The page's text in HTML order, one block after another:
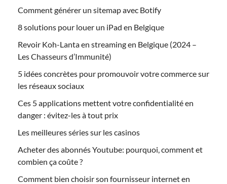
Comment générer un sitemap avec Botify
8 solutions pour louer un iPad en Belgique
Revoir Koh-Lanta en streaming en Belgique (2024 –
Les Chasseurs d’Immunité)
5 idées concrètes pour promouvoir votre commerce sur
les réseaux sociaux
Ces 5 applications mettent votre confidentialité en
danger : évitez-les à tout prix
Les meilleures séries sur les casinos
Acheter des abonnés Youtube: pourquoi, comment et
combien ça coûte ?
Comment bien choisir son fournisseur internet en